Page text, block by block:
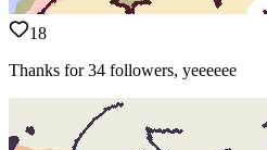
18
Thanks for 34 followers, yeeeeee